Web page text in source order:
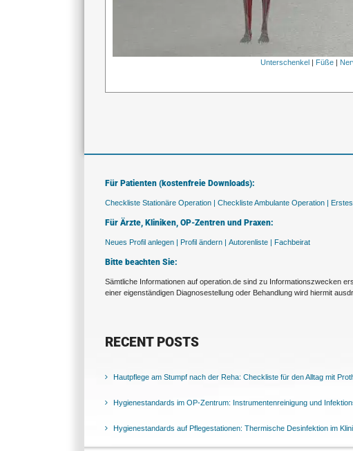
Unterschenkel | Füße |
Für Patienten (kostenfreie Downloads):
Checkliste Stationäre Operation | Checkliste Ambulante Operation |
Für Ärzte, Kliniken, OP-Zentren und Praxen:
Neues Profil anlegen | Profil ändern | Autorenliste | Fachbeirat
Bitte beachten Sie:
Sämtliche Informationen auf operation.de sind zu Informationszwecken
einer eigenständigen Diagnosestellung oder Behandlung wird hiermit
RECENT POSTS
Hautpflege am Stumpf nach der Reha: Checkliste für den Alltag mit
Hygienestandards im OP-Zentrum: Instrumentenreinigung und
Hygienestandards auf Pflegestationen: Thermische Desinfektion im